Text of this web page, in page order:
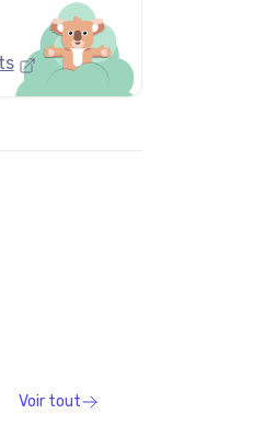
Voir tout